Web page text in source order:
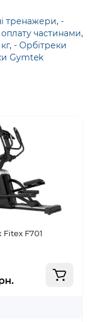
тренажери, -
частинами,
, - Орбітреки
Gymtek
Fitex F701